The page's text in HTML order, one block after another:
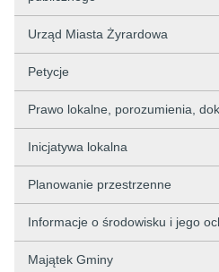
Urząd Miasta Żyrardowa
Petycje
Prawo lokalne, porozumienia,
Inicjatywa lokalna
Planowanie przestrzenne
Informacje o środowisku i jego
Majątek Gminy